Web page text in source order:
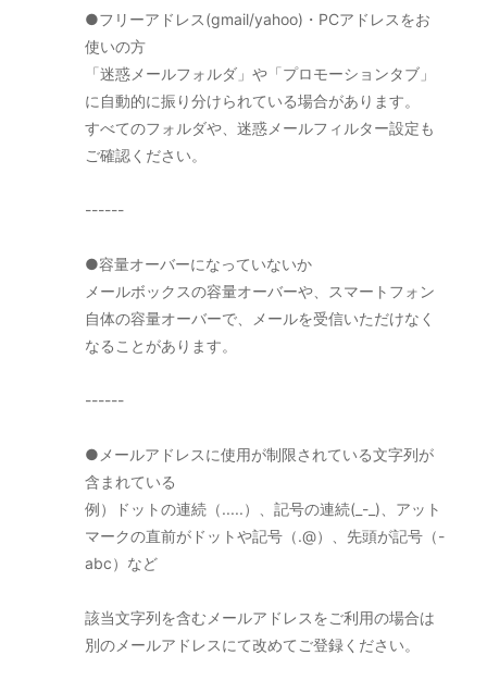
●フリーアドレス(gmail/yahoo)・PCアドレスをお
使いの方
「迷惑メールフォルダ」や「プロモーションタブ」
に自動的に振り分けられている場合があります。
すべてのフォルダや、迷惑メールフィルター設定も
ご確認ください。
------
●容量オーバーになっていないか
メールボックスの容量オーバーや、スマートフォン
自体の容量オーバーで、メールを受信いただけなく
なることがあります。
------
●メールアドレスに使用が制限されている文字列が
含まれている
例）ドットの連続（.....）、記号の連続(_-_)、アット
マークの直前がドットや記号（.@）、先頭が記号（-
abc）など
該当文字列を含むメールアドレスをご利用の場合は
別のメールアドレスにて改めてご登録ください。